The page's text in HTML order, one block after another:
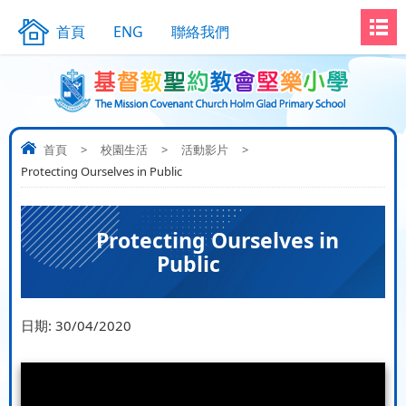
首頁 ENG 聯絡我們
首頁 > 校園生活 > 活動影片
>
Protecting Ourselves in Public
Protecting Ourselves in
Public
日期: 30/04/2020